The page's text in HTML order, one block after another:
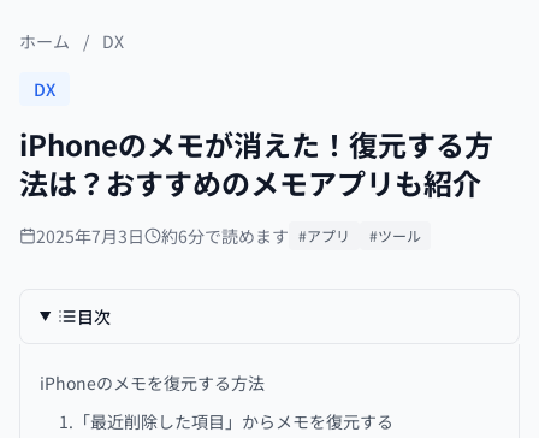
ホーム / DX
DX
iPhoneのメモが消えた！復元する方
法は？おすすめのメモアプリも紹介
2025年7月3日 約6分で読めます #アプリ #ツール
目次
iPhoneのメモを復元する方法
1.「最近削除した項目」からメモを復元する